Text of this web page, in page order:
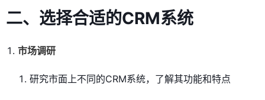
二、选择合适的CRM系统
市场调研
研究市面上不同的CRM系统，了解其功能和特点